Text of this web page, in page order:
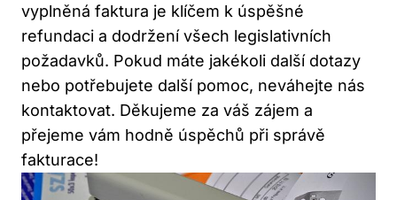
vyplněná faktura je klíčem k úspěšné
refundaci a dodržení všech legislativních
požadavků. Pokud máte jakékoli další dotazy
nebo potřebujete další pomoc, neváhejte nás
kontaktovat. Děkujeme za váš zájem a
přejeme vám hodně úspěchů při správě
fakturace!